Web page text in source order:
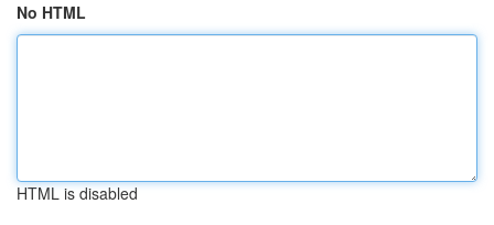
No HTML
HTML is disabled